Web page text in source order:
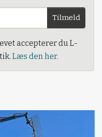
Tilmeld
accepterer du L-
Læs den her.